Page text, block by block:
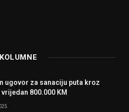
KOLUMNE
ugovor za sanaciju puta kroz
800.000 KM